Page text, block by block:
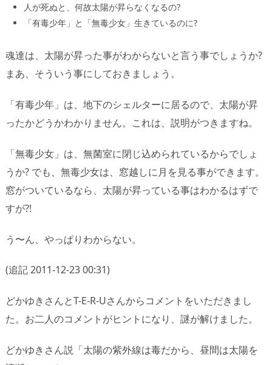
人が死ぬと、何故太陽が昇らなくなるの?
「有毒少年」と「無毒少女」生きているのに?
魂達は、太陽が昇った事がわからないと言う事でしょうか?
まあ、そういう事にしておきましょう。
「有毒少年」は、地下のシェルターに居るので、太陽が昇
ったかどうかわかりません。これは、説明がつきますね。
「無毒少女」は、無菌室に閉じ込められているからでしょ
うか? でも、無毒少女は、窓越しに月を見る事ができます。
窓がついているなら、太陽が昇っている事はわかるはずで
すが?!
う〜ん、やっぱりわからない。
(追記 2011-12-23 00:31)
どかゆきさんとT-E-R-Uさんからコメントをいただきまし
た。お二人のコメントがヒントになり、謎が解けました。
どかゆきさん説「太陽の紫外線は毒だから、昼間は太陽を